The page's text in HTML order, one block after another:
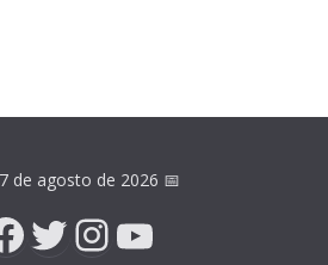
de agosto de 2026 📅
Twitter
Instagram
YouTube